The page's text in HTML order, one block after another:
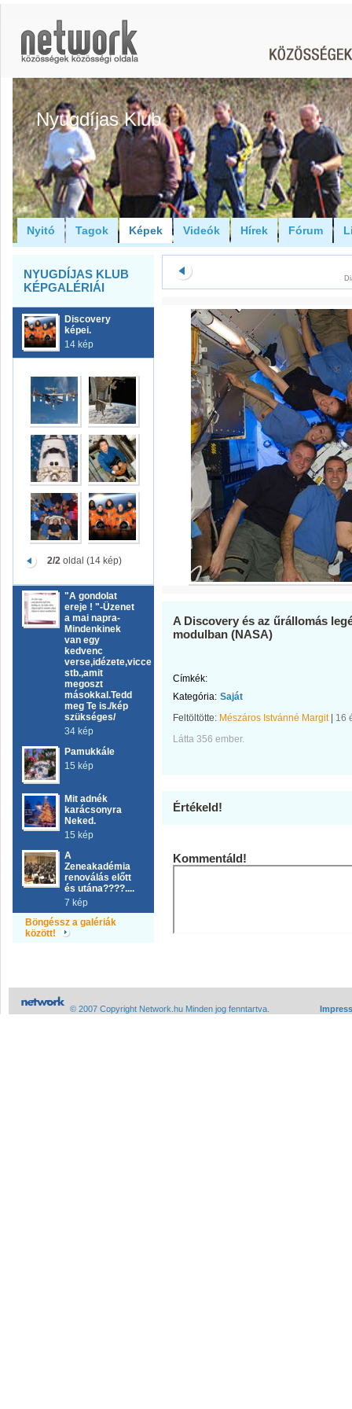
Nyugdíjas Klub
Nyitó Tagok Képek Videók Hírek Fórum
NYUGDÍJAS KLUB
KÉPGALÉRIÁI
Discovery
képei.
14 kép
2/2oldal (14 kép)
"A gondolat
ereje ! "-Üzenet
a mai napra-
Mindenkinek
van egy
kedvenc
verse,idézete,vicce
stb.,amit
megoszt
másokkal.Tedd
meg Te is./kép
szükséges/
34 kép
Pamukkále
15 kép
Mit adnék
karácsonyra
Neked.
15 kép
A
Zeneakadémia
renoválás előtt
és utána????....
7 kép
Böngéssz a galériák
között!
A Discovery és az űrállomás
modulban (NASA)
Címkék:
Kategória: Saját
Feltöltötte: Mészáros Istvánné Margit| 16
Látta 356 ember.
Értékeld!
Kommentáld!
© 2007 Copyright Network.hu Minden jog fenntartva.